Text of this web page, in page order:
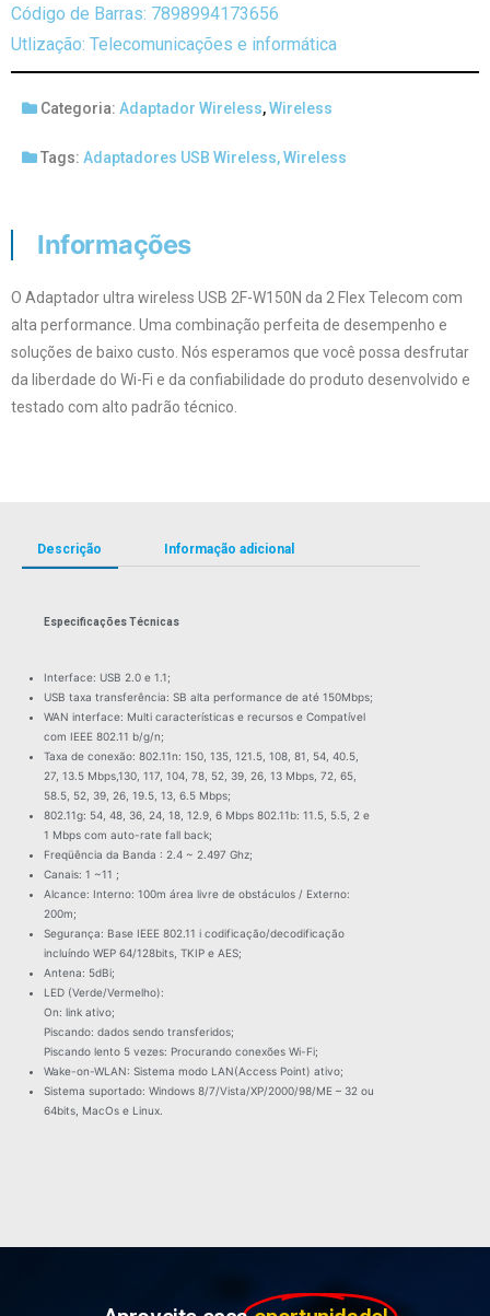
Código de Barras: 7898994173656
Utlização: Telecomunicações e informática
Categoria: Adaptador Wireless,Wireless
Tags: Adaptadores USB Wireless,Wireless
Informações
O Adaptador ultra wireless USB 2F-W150N da 2 Flex Telecom com
alta performance. Uma combinação perfeita de desempenho e
soluções de baixo custo. Nós esperamos que você possa desfrutar
da liberdade do Wi-Fi e da confiabilidade do produto desenvolvido e
testado com alto padrão técnico.
Descrição Informação adicional
Especificações Técnicas
Interface: USB 2.0 e 1.1;
USB taxa transferência: SB alta performance de até 150Mbps;
WAN interface: Multi características e recursos e Compatível
com IEEE 802.11 b/g/n;
Taxa de conexão: 802.11n: 150, 135, 121.5, 108, 81, 54, 40.5,
27, 13.5 Mbps,130, 117, 104, 78, 52, 39, 26, 13 Mbps, 72, 65,
58.5, 52, 39, 26, 19.5, 13, 6.5 Mbps;
802.11g: 54, 48, 36, 24, 18, 12.9, 6 Mbps 802.11b: 11.5, 5.5, 2 e
1 Mbps com auto-rate fall back;
Freqüência da Banda : 2.4 ~ 2.497 Ghz;
Canais: 1 ~11 ;
Alcance: Interno: 100m área livre de obstáculos / Externo:
200m;
Segurança: Base IEEE 802.11 i codificação/decodificação
incluíndo WEP 64/128bits, TKIP e AES;
Antena: 5dBi;
LED (Verde/Vermelho):
On: link ativo;
Piscando: dados sendo transferidos;
Piscando lento 5 vezes: Procurando conexões Wi-Fi;
Wake-on-WLAN: Sistema modo LAN(Access Point) ativo;
Sistema suportado: Windows 8/7/Vista/XP/2000/98/ME – 32 ou
64bits, MacOs e Linux.